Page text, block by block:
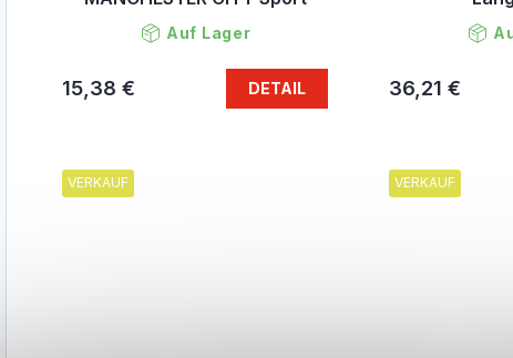
Auf Lager
15,38 € DETAIL 36,21 €
VERKAUF VERKAUF